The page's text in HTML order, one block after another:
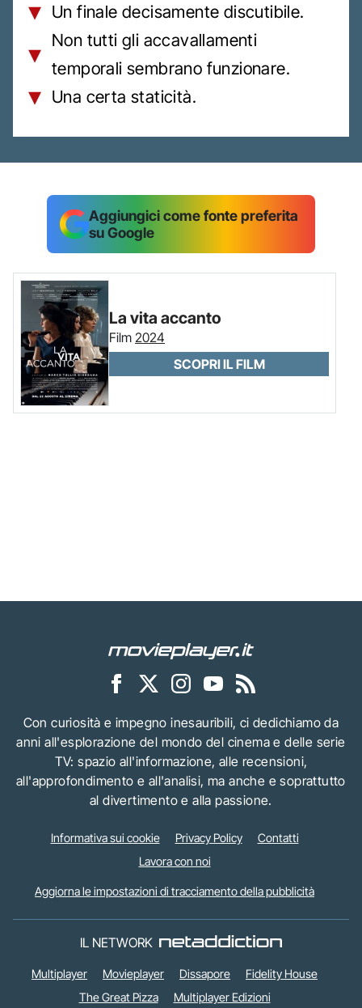
Un finale decisamente discutibile.
Non tutti gli accavallamenti
temporali sembrano funzionare.
Una certa staticità.
Aggiungici come fonte preferita
su Google
La vita accanto
Film 2024
SCOPRI IL FILM
Con curiosità e impegno inesauribili, ci dedichiamo da
anni all'esplorazione del mondo del cinema e delle serie
TV: spazio all'informazione, alle recensioni,
all'approfondimento e all'analisi, ma anche e soprattutto
al divertimento e alla passione.
Informativa sui cookie Privacy Policy
Contatti
Lavora con noi
Aggiorna le impostazioni di tracciamento della pubblicità
IL NETWORK
Multiplayer Movieplayer Dissapore
Fidelity House
The Great Pizza
Multiplayer Edizioni